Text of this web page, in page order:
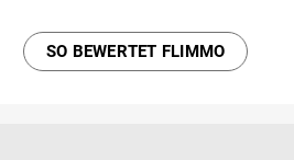
SO BEWERTET FLIMMO